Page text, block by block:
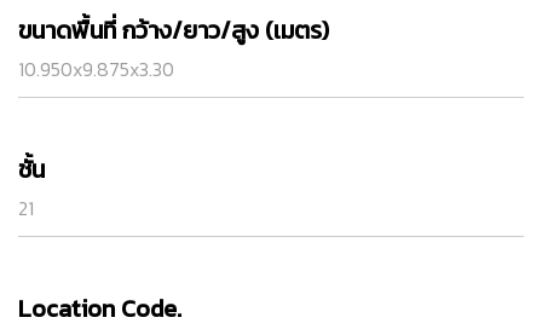
ขนาดพื้นที่ กว้าง/ยาว/สูง (เมตร)
10.950x9.875x3.30
ชั้น
21
Location Code.